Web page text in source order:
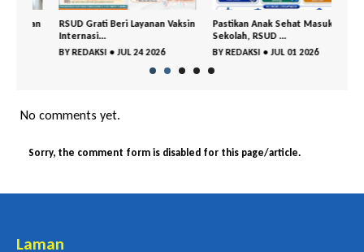
RSUD Grati Beri Layanan Vaksin
Internasi...
REDAKSI •JUL 24 2026
Pastikan Anak Sehat Masuk
Sekolah, RSUD ...
REDAKSI •JUL 01 2026
No comments yet.
Sorry, the comment form is disabled for this page/article.
Laman